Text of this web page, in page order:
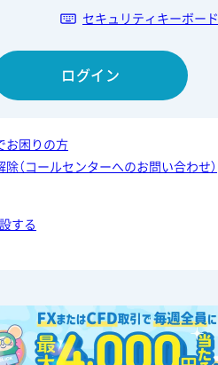
セキュリティキーボード
ログイン
お困りの方
除（コールセンターへのお問い合わせ）
する